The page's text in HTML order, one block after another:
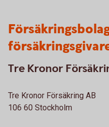
Tre Kronor
Tre Kronor Försäkring AB
106 60 Stockholm